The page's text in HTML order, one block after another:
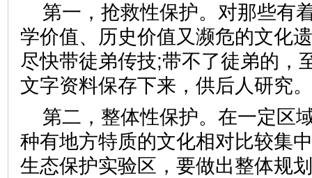
第一，抢救性保护。对那些有
学价值、历史价值又濒危的文化
尽快带徒弟传技;带不了徒弟的，
文字资料保存下来，供后人研究。
第二，整体性保护。在一定区
种有地方特质的文化相对比较集
生态保护实验区，要做出整体规